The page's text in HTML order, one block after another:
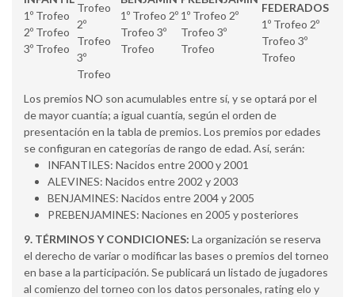
1º Trofeo
2º Trofeo
3º Trofeo
Trofeo
2º
Trofeo
3º
Trofeo
1º Trofeo 2º
Trofeo 3º
Trofeo
1º Trofeo 2º
Trofeo 3º
Trofeo
FEDERADOS
1º Trofeo 2º
Trofeo 3º
Trofeo
Los premios NO son acumulables entre sí, y se optará por el
de mayor cuantía; a igual cuantía, según el orden de
presentación en la tabla de premios. Los premios por edades
se configuran en categorías de rango de edad. Así, serán:
INFANTILES: Nacidos entre 2000 y 2001
ALEVINES: Nacidos entre 2002 y 2003
BENJAMINES: Nacidos entre 2004 y 2005
PREBENJAMINES: Naciones en 2005 y posteriores
9. TÉRMINOS Y CONDICIONES: La organización se reserva
el derecho de variar o modificar las bases o premios del torneo
en base a la participación. Se publicará un listado de jugadores
al comienzo del torneo con los datos personales, rating elo y